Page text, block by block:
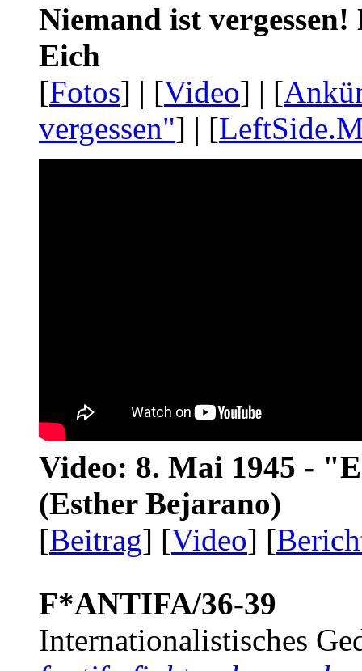
Niemand ist
Eich
[Fotos] | [Video] | [
vergessen"] | [
Video: 8. Mai 1945 -
(Esther Bejarano)
[Beitrag] [Video] [
F*ANTIFA/36-39
Internationalistisches